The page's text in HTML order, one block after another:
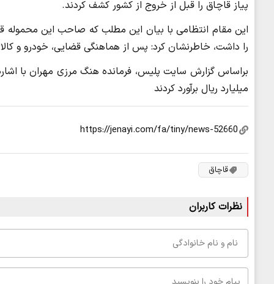
پیاز قاچاق را قبل از خروج از کشور کشف کردند.
این مقام انتظامی با بیان این مطلب که صاحب این محموله
را داشت، خاطرنشان کرد: پس از هماهنگی قضایی، خودرو و
میلیارد ریال برآورد کردند
قاچاق
نظرات کاربران